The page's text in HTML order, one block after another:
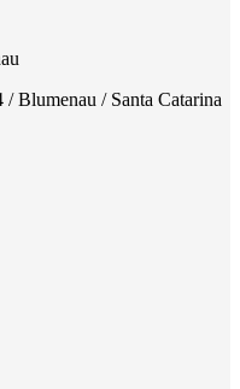
Blumenau / Santa Catarina